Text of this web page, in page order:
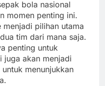
bola nasional
momen penting ini.
pilihan utama
tim dari mana saja.
penting untuk
juga akan menjadi
menunjukkan